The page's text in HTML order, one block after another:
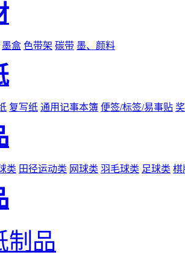
墨盒 色带架 碳带 墨、颜料
复写纸 通用记事本簿 便签/标签/易事贴
类 田径运动类 网球类 羽毛球类 足球类 棋
制品